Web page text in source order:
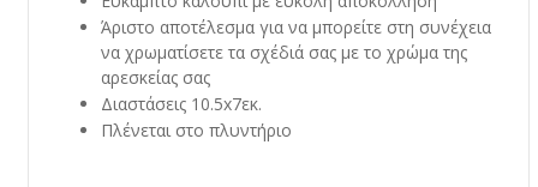
Φόρμα σιλικόνης για 20 πανεύκολα σχέδια
ροζέττες - rosettes διαφόρων σχημάτων
Εύκαμπτο καλούπι με εύκολη αποκόλληση
Άριστο αποτέλεσμα για να μπορείτε στη συνέχεια
να χρωματίσετε τα σχέδιά σας με το χρώμα της
αρεσκείας σας